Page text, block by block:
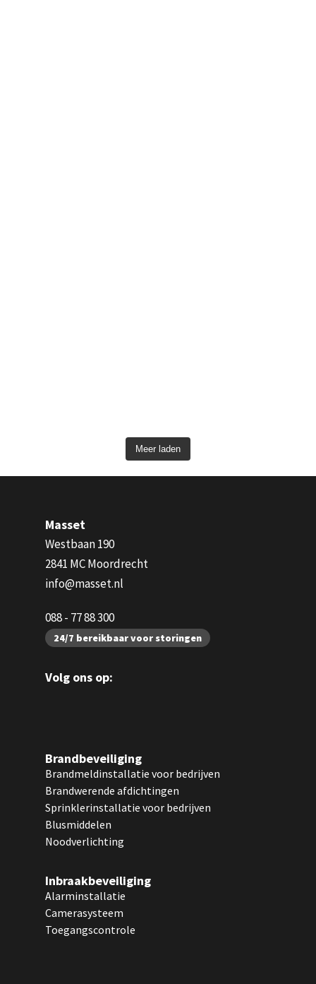
Meer laden
Masset
Westbaan 190
2841 MC Moordrecht
info@masset.nl
088 - 77 88 300
24/7 bereikbaar voor storingen
Volg ons op:
Brandbeveiliging
Brandmeldinstallatie voor bedrijven
Brandwerende afdichtingen
Sprinklerinstallatie voor bedrijven
Blusmiddelen
Noodverlichting
Inbraakbeveiliging
Alarminstallatie
Camerasysteem
Toegangscontrole